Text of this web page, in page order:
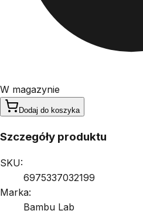
W magazynie
Dodaj do koszyka
Szczegóły produktu
SKU:
6975337032199
Marka:
Bambu Lab